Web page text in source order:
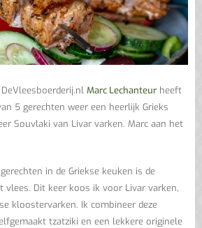
Marc Lechanteur heeft
5 gerechten weer een heerlijk Grieks
Souvlaki van Livar varken. Marc aan het
in de Griekse keuken is de
vlees. Dit keer koos ik voor Livar varken,
kloostervarken. Ik combineer deze
tzatziki en een lekkere originele